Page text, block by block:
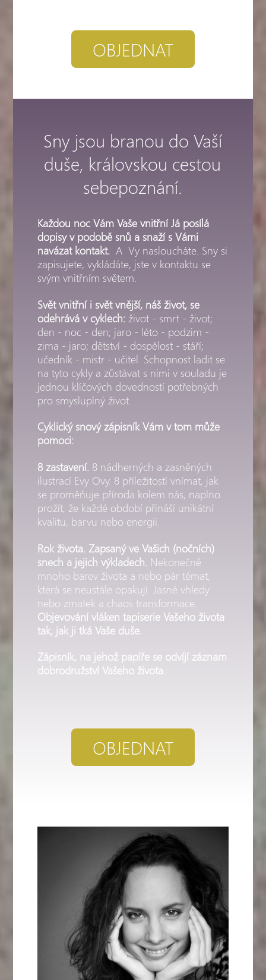
OBJEDNAT
Sny jsou branou do Vaší
duše, královskou cestou
sebepoznání.
Každou noc Vám Vaše vnitřní Já posílá
dopisy v podobě snů a snaží s Vámi
navázat kontakt. A Vy nasloucháte. Sny si
zapisujete, vykládáte, jste v kontaktu se
svým vnitřním světem.
Svět vnitřní i svět vnější, náš život, se
odehrává v cyklech:život - smrt - život;
den - noc - den; jaro - léto - podzim -
zima - jaro; dětství - dospělost - stáří;
učedník - mistr - učitel. Schopnost ladit se
na tyto cykly a zůstávat s nimi v souladu je
jednou klíčových dovedností potřebných
pro smysluplný život.
Cyklický snový zápisník Vám v tom může
pomoci:
8 zastavení. 8 nádherných a zasněných
ilustrací Evy Ovy. 8 příležitostí vnímat, jak
se proměňuje příroda kolem nás, naplno
prožít, že každé období přináší unikátní
kvalitu, barvu nebo energii.
Rok života. Zapsaný ve Vašich (nočních)
snech a jejich výkladech. Nekonečně
mnoho barev života a nebo pár témat,
která se neustále opakují. Jasné vhledy
nebo zmatek a chaos transformace.
Objevování vláken tapiserie Vašeho života
tak, jak ji tká Vaše duše.
Zápisník, na jehož papíře se odvíjí záznam
dobrodružství Vašeho života.
OBJEDNAT